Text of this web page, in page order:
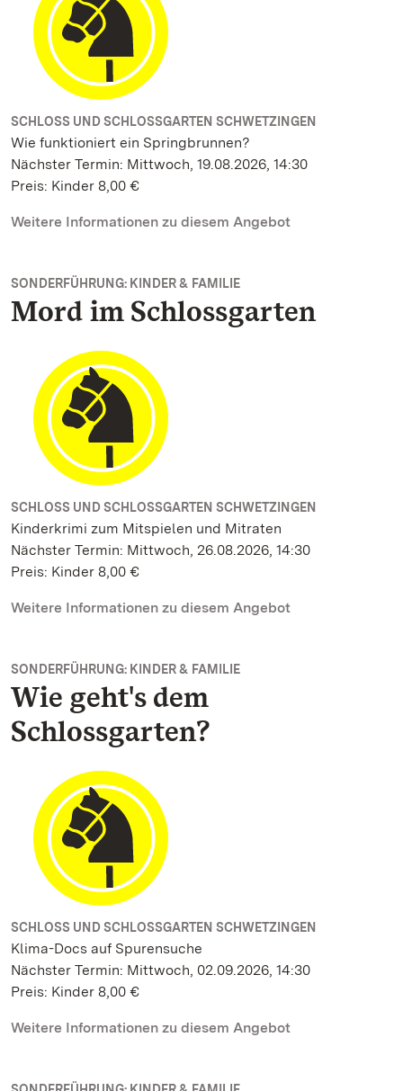
SCHLOSS UND SCHLOSSGARTEN SCHWETZINGEN
Wie funktioniert ein Springbrunnen?
Nächster Termin: Mittwoch, 19.08.2026, 14:30
Preis: Kinder 8,00 €
Weitere Informationen zu diesem Angebot
SONDERFÜHRUNG: KINDER & FAMILIE
Mord im Schlossgarten
SCHLOSS UND SCHLOSSGARTEN SCHWETZINGEN
Kinderkrimi zum Mitspielen und Mitraten
Nächster Termin: Mittwoch, 26.08.2026, 14:30
Preis: Kinder 8,00 €
Weitere Informationen zu diesem Angebot
SONDERFÜHRUNG: KINDER & FAMILIE
Wie geht's dem
Schlossgarten?
SCHLOSS UND SCHLOSSGARTEN SCHWETZINGEN
Klima-Docs auf Spurensuche
Nächster Termin: Mittwoch, 02.09.2026, 14:30
Preis: Kinder 8,00 €
Weitere Informationen zu diesem Angebot